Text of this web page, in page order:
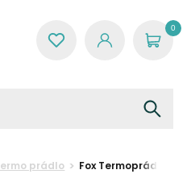
0
prádlo Fox Termoprádlo